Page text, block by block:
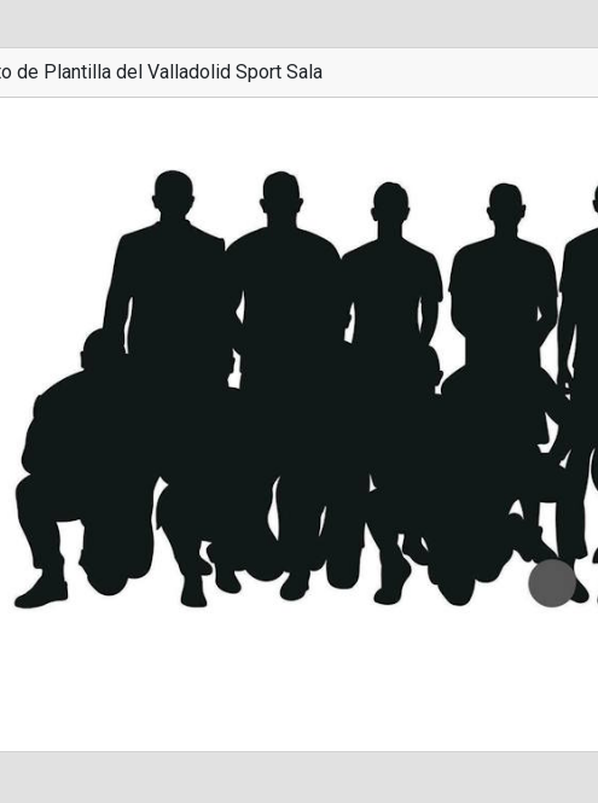
de Plantilla del Valladolid Sport Sala